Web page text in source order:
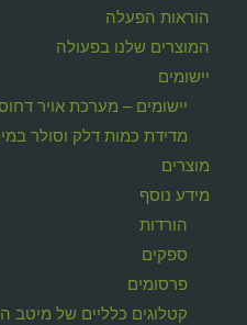
הוראות הפעלה
המוצרים שלנו בפעולה
יישומים
יישומים – מערכת אויר
מדידת כמות דלק וסולר
מוצרים
מידע נוסף
הורדות
ספקים
פרסומים
קטלוגים כלליים של מיטב